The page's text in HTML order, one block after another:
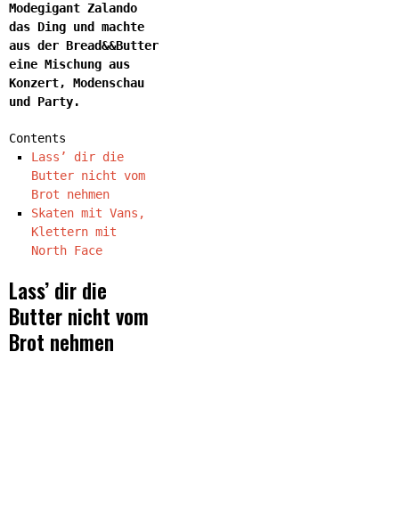
Modegigant Zalando
das Ding und machte
aus der Bread&&Butter
eine Mischung aus
Konzert, Modenschau
und Party.
Contents
Lass’ dir die
Butter nicht vom
Brot nehmen
Skaten mit Vans,
Klettern mit
North Face
Lass’ dir die
Butter nicht vom
Brot nehmen